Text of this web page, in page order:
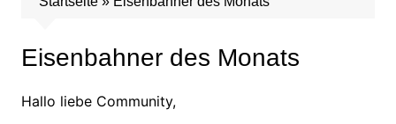
Eisenbahner des Monats
Hallo liebe Community,